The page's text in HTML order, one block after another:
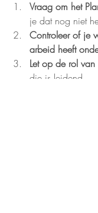
Vraag om het
je dat nog niet
Controleer of je
arbeid heeft
Let op de rol
die is leidend.